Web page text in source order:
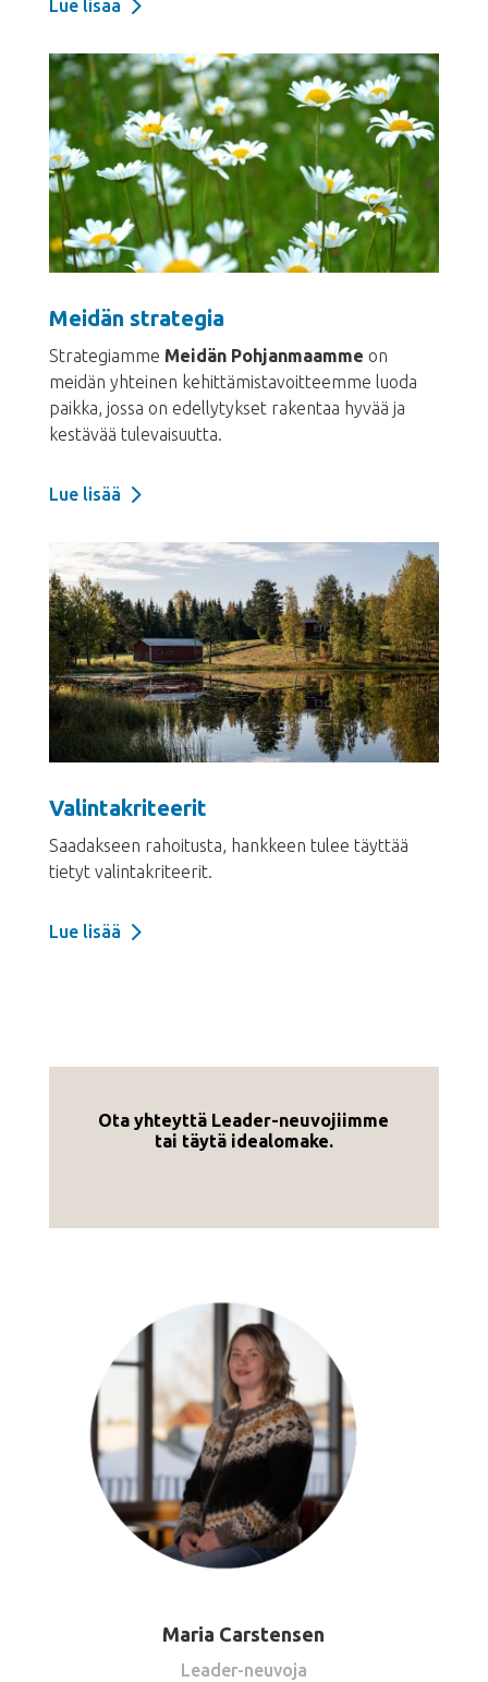
Lue lisää
Meidän strategia
Strategiamme Meidän Pohjanmaamme on
meidän yhteinen kehittämistavoitteemme luoda
paikka, jossa on edellytykset rakentaa hyvää ja
kestävää tulevaisuutta.
Lue lisää
Valintakriteerit
Saadakseen rahoitusta, hankkeen tulee täyttää
tietyt valintakriteerit.
Lue lisää
Ota yhteyttä Leader-neuvojiimme
tai täytä idealomake.
Maria Carstensen
Leader-neuvoja